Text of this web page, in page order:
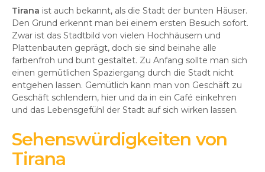
Tirana ist auch bekannt, als die Stadt der bunten Häuser.
Den Grund erkennt man bei einem ersten Besuch sofort.
Zwar ist das Stadtbild von vielen Hochhäusern und
Plattenbauten geprägt, doch sie sind beinahe alle
farbenfroh und bunt gestaltet. Zu Anfang sollte man sich
einen gemütlichen Spaziergang durch die Stadt nicht
entgehen lassen. Gemütlich kann man von Geschäft zu
Geschäft schlendern, hier und da in ein Café einkehren
und das Lebensgefühl der Stadt auf sich wirken lassen.
Sehenswürdigkeiten von
Tirana